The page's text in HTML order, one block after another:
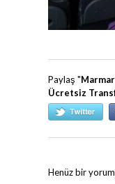
Paylaş "
Ücretsiz
Henüz bir yorum